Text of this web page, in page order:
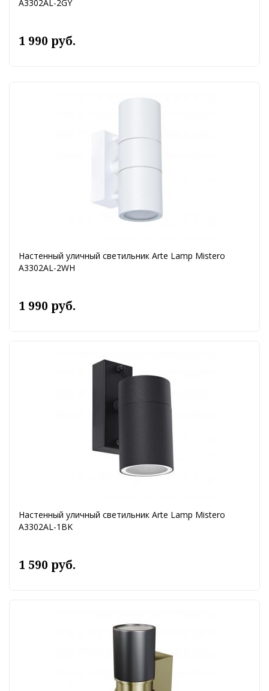
A3302AL-2GY
1 990 руб.
Настенный уличный светильник Arte Lamp Mistero
A3302AL-2WH
1 990 руб.
Настенный уличный светильник Arte Lamp Mistero
A3302AL-1BK
1 590 руб.